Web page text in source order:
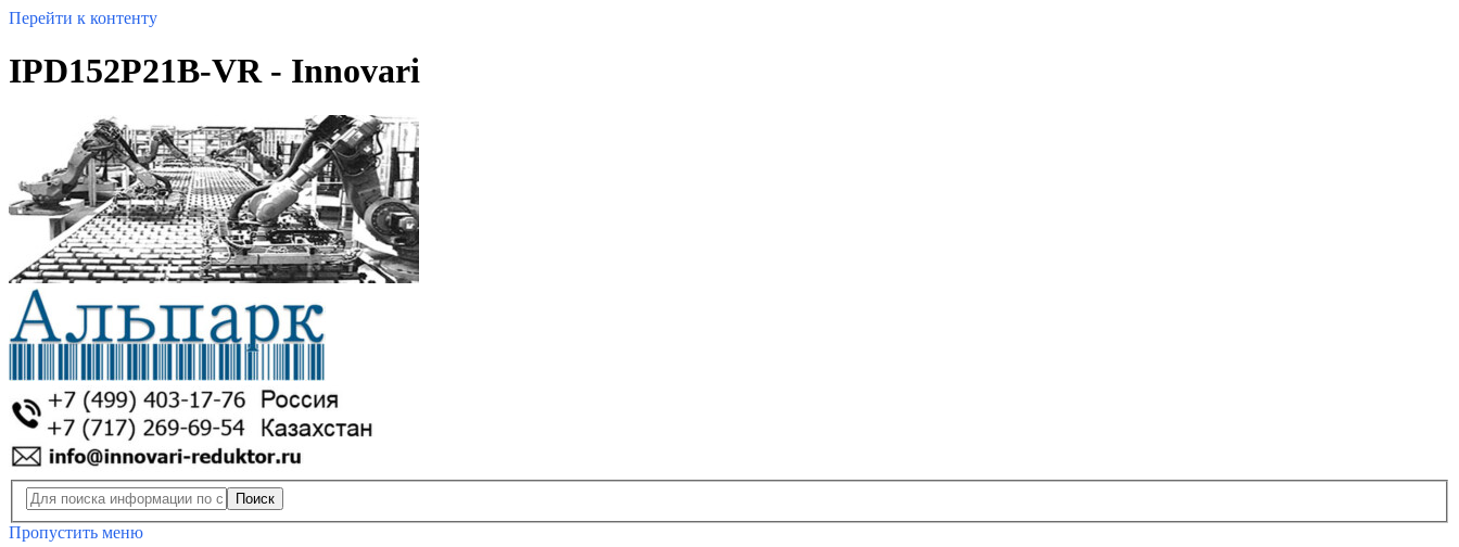
Перейти к контенту
IPD152P21B-VR - Innovari
Поиск
Пропустить меню